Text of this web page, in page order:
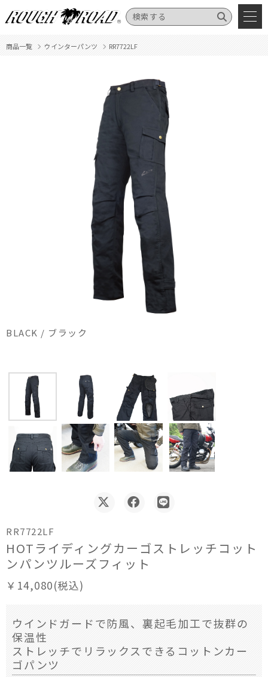
商品一覧 ウインターパンツ RR7722LF
BLACK / ブラック
RR7722LF
HOTライディングカーゴストレッチコット
ンパンツルーズフィット
￥14,080(税込)
ウインドガードで防風、裏起毛加工で抜群の
保温性
ストレッチでリラックスできるコットンカー
ゴパンツ